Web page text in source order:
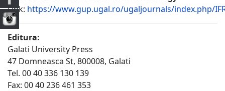
Link: https://www.gup.ugal.ro/ugaljournals/index.php/
Editura:
Galati University Press
47 Domneasca St, 800008, Galati
Tel. 00 40 336 130 139
Fax: 00 40 236 461 353